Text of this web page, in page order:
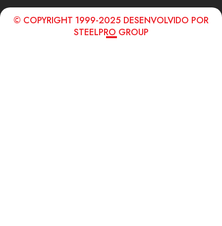
© COPYRIGHT 1999-2025 DESENVOLVIDO POR
STEELPRO GROUP